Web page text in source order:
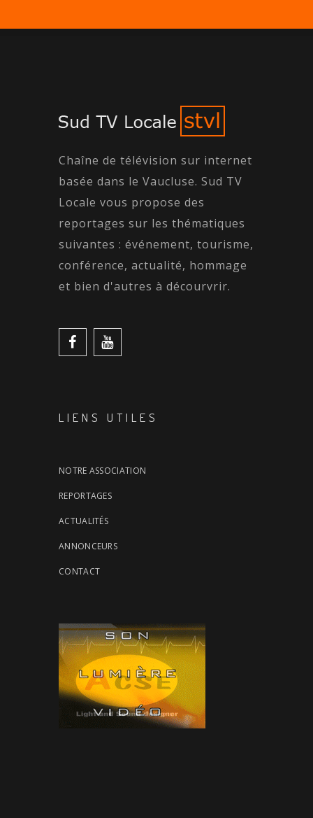
Chaîne de télévision sur internet
basée dans le Vaucluse. Sud TV
Locale vous propose des
reportages sur les thématiques
suivantes : événement, tourisme,
conférence, actualité, hommage
et bien d'autres à décourvrir.
LIENS UTILES
NOTRE ASSOCIATION
REPORTAGES
ACTUALITÉS
ANNONCEURS
CONTACT